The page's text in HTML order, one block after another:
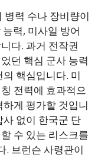
병력 수나 장비량이
력, 미사일 방어
다. 과거 전작권
던 핵심 군사 능력
핵심입니다. 미
전력에 효과적으
게 평가할 것입니
없이 한국군 단
수 있는 리스크를
. 브런슨 사령관이